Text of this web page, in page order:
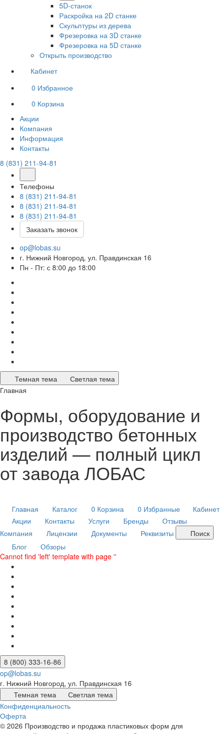
5D-станок
Раскройка на 2D станке
Скульптуры из дерева
Фрезеровка на 3D станке
Фрезеровка на 5D станке
Открыть производство
Кабинет
0 Избранное
0 Корзина
Акции
Компания
Информация
Контакты
8 (831) 211-94-81
Телефоны
8 (831) 211-94-81
8 (831) 211-94-81
8 (831) 211-94-81
Заказать звонок
op@lobas.su
г. Нижний Новгород, ул. Правдинская 16
Пн - Пт: с 8:00 до 18:00
Темная тема
Светлая тема
Главная
Формы, оборудование и
производство бетонных
изделий — полный цикл
от завода ЛОБАС
Главная Каталог 0 Корзина 0 Избранные
Кабинет
Акции
Контакты Услуги Бренды
Отзывы
Компания
Лицензии Документы Реквизиты
Поиск
Блог
Обзоры
Cannot find 'left' template with page ''
8 (800) 333-16-86
op@lobas.su
г. Нижний Новгород, ул. Правдинская 16
Темная тема
Светлая тема
Конфиденциальность
Оферта
© 2026 Производство и продажа пластиковых форм для